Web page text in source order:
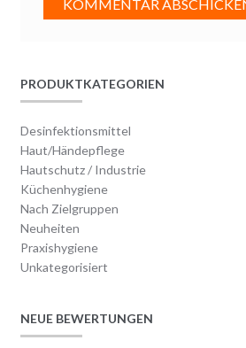
PRODUKTKATEGORIEN
Desinfektionsmittel
Haut/Händepflege
Hautschutz / Industrie
Küchenhygiene
Nach Zielgruppen
Neuheiten
Praxishygiene
Unkategorisiert
NEUE BEWERTUNGEN